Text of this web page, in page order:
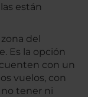
están
del
Es la opción
con un
vuelos, con
tener ni